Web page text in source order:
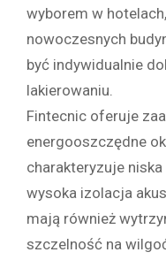
wyborem w
nowoczesnych
być indywidualnie
lakierowaniu.
Fintecnic oferuje
energooszczędne
charakteryzuje
wysoka izolacja
mają również
szczelność na